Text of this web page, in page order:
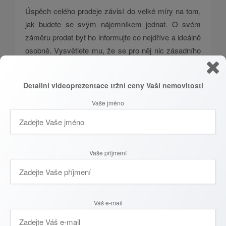
Úspěch celého prodeje závisí do velké míry na tom,
jak budete se svým nájemníkem jednat. O svém
záměru prodat byt ho informujte co nejdříve a ideálně
osobně. Vysvětlete mu, že se pro něj nic zásadního
mnohem ochotnější s vámi spolupracovat. Dobré
vztahy jsou totiž tím nejlepším lékem na případné
pořádání prohlídek s potenciálními zájemci. Vždy
člověka, který v bytě aktuálně bydlí. Termíny
do bytu nevstupujte bez předchozího ohlášení
a výslovného souhlasu. Pokud nájemník uvidí váš
Detailní videoprezentace tržní ceny Vaší nemovitosti
Vaše jméno
Vaše příjmení
Váš e-mail